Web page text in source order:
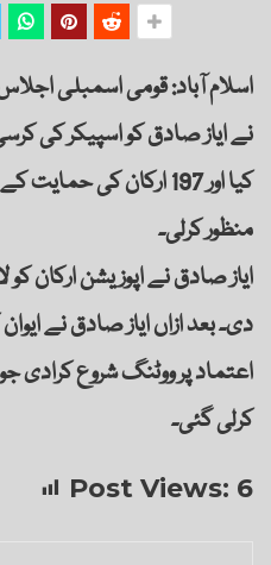
اسلام آباد: قومی اسمبلی
نے ایاز صادق کو اسپیکر کی
کیا اور 197 ارکان کی
منظور کرلی۔
ایاز صادق نے اپوزیشن ارکان
دی۔ بعد ازاں ایاز صادق نے
کرلی گئی۔
Post Views: 6